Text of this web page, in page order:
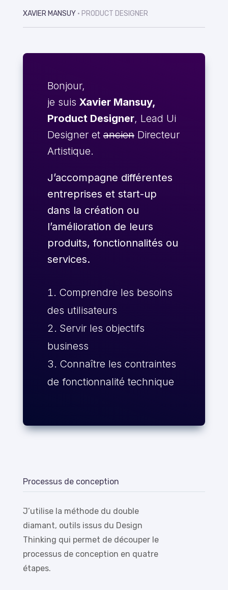
XAVIER MANSUY • PRODUCT DESIGNER
Bonjour,
je suis Xavier Mansuy,
Product Designer, Lead Ui
Designer etancienDirecteur
Artistique.
J’accompagne différentes
entreprises et start-up
dans la création ou
l’amélioration de leurs
produits, fonctionnalités ou
services.
Comprendre les besoins
des utilisateurs
Servir les objectifs
business
Connaître les contraintes
de fonctionnalité technique
Processus de conception
J’utilise la méthode du double
diamant, outils issus du Design
Thinking qui permet de découper le
processus de conception en quatre
étapes.